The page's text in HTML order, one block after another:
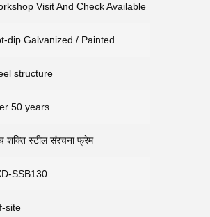
Visit And Check Available
dip Galvanized / Painted
structure
50 years
शक्ति स्टील संरचना फ्रेम
SSB130
site